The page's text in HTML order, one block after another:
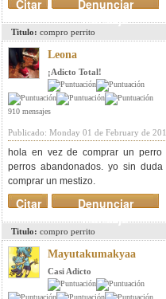
Denunciar
mensaje
Citar
Titulo: compro perrito
Leona
¡Adicto Total!
910 mensajes
Publicado: Monday 01 de February de
hola en vez de comprar un
perros abandonados. yo sin
comprar un mestizo.
Denunciar
mensaje
Citar
Titulo: compro perrito
Mayutakumakyaa
Casi Adicto